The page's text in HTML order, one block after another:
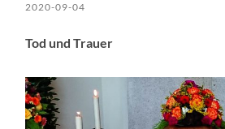
2020-09-04
Tod und Trauer